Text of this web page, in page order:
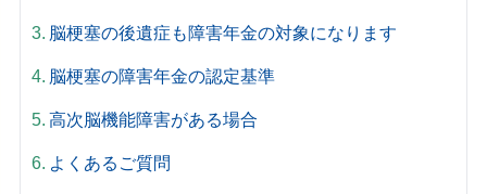
脳梗塞の後遺症も障害年金の対象になります
脳梗塞の障害年金の認定基準
高次脳機能障害がある場合
よくあるご質問